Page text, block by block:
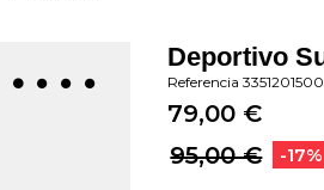
Deportivo
Referencia
79,00 €
95,00 €
-17%